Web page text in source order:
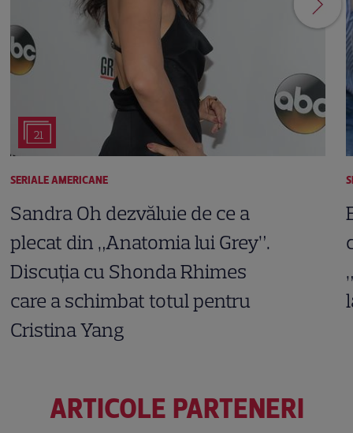
21
SERIALE AMERICANE
Sandra Oh dezvăluie de ce a
plecat din „Anatomia lui Grey”.
Discuția cu Shonda Rhimes
care a schimbat totul pentru
Cristina Yang
ARTICOLE PARTENERI